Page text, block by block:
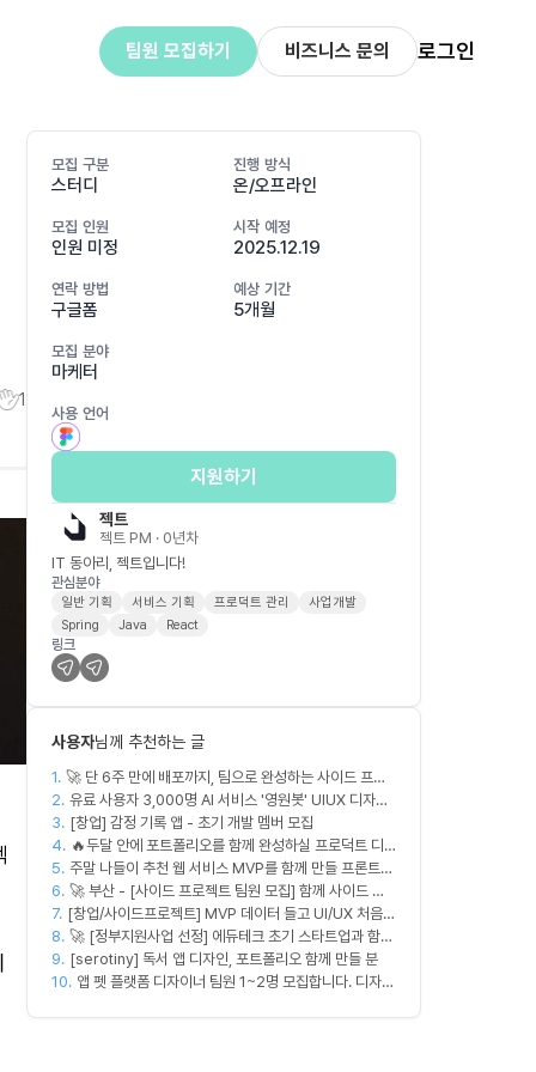
팀원 모집하기 비즈니스 문의 로그인
1
모집 구분
스터디
진행 방식
온/오프라인
모집 인원
인원 미정
시작 예정
2025.12.19
연락 방법
구글폼
예상 기간
5개월
모집 분야
마케터
사용 언어
지원하기
젝트
젝트 PM · 0년차
IT 동아리, 젝트입니다!
관심분야
일반 기획 서비스 기획 프로덕트 관리
사업개발
Spring
Java React
링크
사용자님께 추천하는 글
1. 🚀 단 6주 만에 배포까지, 팀으로 완성하는 사이드 프로
젝트 [스위프 웹 15기] 🚀
2. 유료 사용자 3,000명 AI 서비스 '영원봇' UIUX 디자인
팀원 모집
3. [창업] 감정 기록 앱 - 초기 개발 멤버 모집
4. 🔥두달 안에 포트폴리오를 함께 완성하실 프로덕트 디
자이너를 찾습니다!🔥
5. 주말 나들이 추천 웹 서비스 MVP를 함께 만들 프론트엔
드/디자이너 모집합니다
6. 🚀 부산 - [사이드 프로젝트 팀원 모집] 함께 사이드 프
로젝트 진행할 팀원 모집합니다. 🚀
7. [창업/사이드프로젝트] MVP 데이터 들고 UI/UX 처음부
터 다시 짤 'PM 겸 프로덕트 디자이너' 구합니다
8. 🚀 [정부지원사업 선정] 에듀테크 초기 스타트업과 함께
할 디자이너/기획자/마케터 크루 모집합니다!
9. [serotiny] 독서 앱 디자인, 포트폴리오 함께 만들 분
10. 앱 펫 플랫폼 디자이너 팀원 1~2명 모집합니다. 디자인